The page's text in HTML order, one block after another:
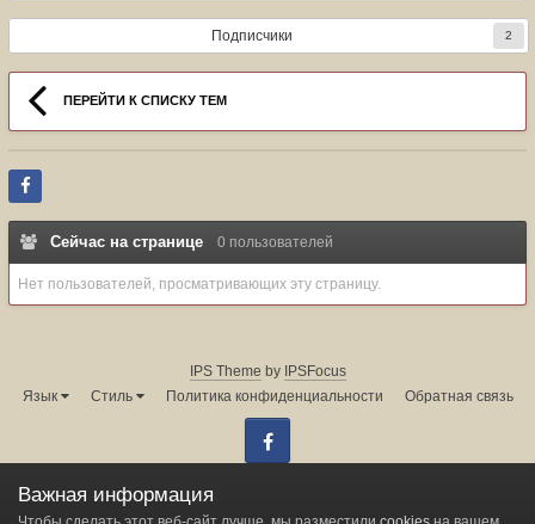
Подписчики 2
ПЕРЕЙТИ К СПИСКУ ТЕМ
Сейчас на странице 0 пользователей
Нет пользователей, просматривающих эту страницу.
IPS Theme by IPSFocus
Язык
Стиль Политика конфиденциальности Обратная связь
Администрация форума:
Powered by Invision Community
Важная информация